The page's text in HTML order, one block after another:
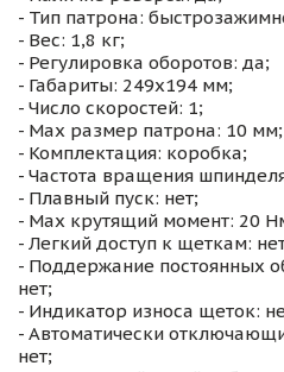
- Тип патрона:
- Вес: 1,8 кг;
- Регулировка оборотов: да;
- Габариты: 249х194 мм;
- Число скоростей: 1;
- Max размер патрона: 10 мм;
- Комплектация: коробка;
- Частота вращения
- Плавный пуск: нет;
- Max крутящий момент: 20
- Легкий доступ к щеткам:
- Поддержание постоянных
нет;
- Индикатор износа щеток:
- Автоматически
нет;